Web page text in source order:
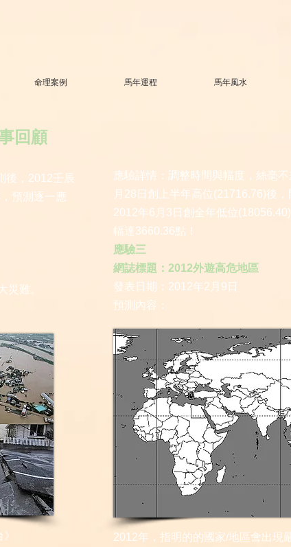
命理案例 馬年運程 馬年風水
應驗詳情：調整時間與幅度，絲毫
月28日創上半年高位(21716.76)後
2012年6月3日創全年低位
幅達3660.36點！
應驗三
網誌標題：2012外遊高危地區
發表日期：2012年2月9日
預測內容：
2012年，指明的的國家/地區會出現
後，2012壬辰
預測逐一應
災難。
回顧